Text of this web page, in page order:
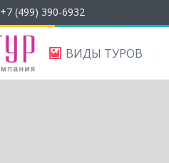
+7 (499) 390-6932
ВИДЫ ТУРОВ